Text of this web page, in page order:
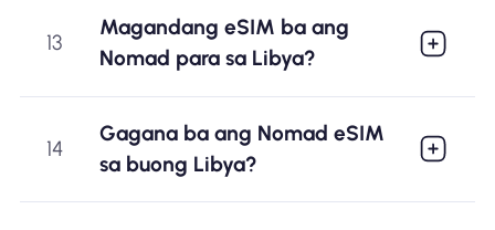
13
Magandang eSIM ba ang
Nomad para sa Libya?
14
Gagana ba ang Nomad eSIM
sa buong Libya?